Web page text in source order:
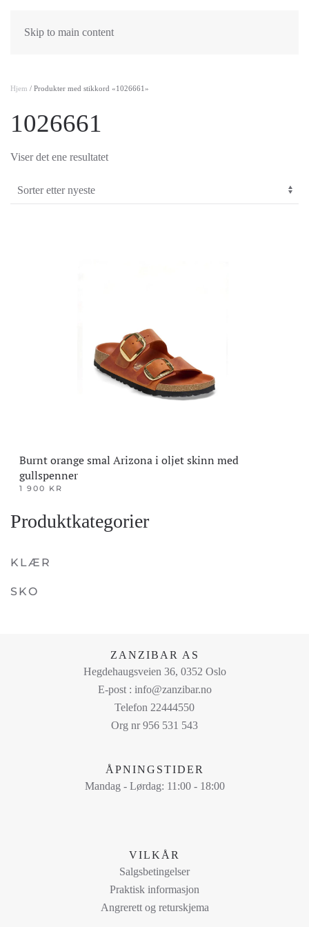
Skip to main content
Hjem / Produkter med stikkord «1026661»
1026661
Viser det ene resultatet
Burnt orange smal Arizona i oljet skinn med
gullspenner
1 900 KR
produktet
flere
Alternativene
Produktkategorier
KLÆR
SKO
ZANZIBAR AS
Hegdehaugsveien 36, 0352 Oslo
E-post : info@zanzibar.no
Telefon 22444550
Org nr 956 531 543
ÅPNINGSTIDER
Mandag - Lørdag: 11:00 - 18:00
VILKÅR
Salgsbetingelser
Praktisk informasjon
Angrerett og returskjema